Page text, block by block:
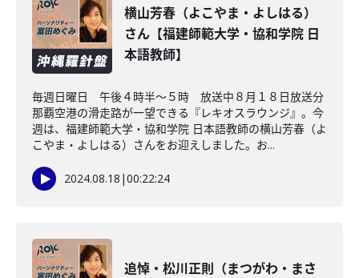
横山芳春（よこやま・よしはる）
さん【福建師範大学・協和学院 日
本語教師】
毎週日曜日 午後４時半～５時 放送中８月１８日放送分
那覇空港の滑走路が一望できる『レキオスラウンジ』。今
週は、福建師範大学・協和学院 日本語教師の横山芳春（よ
こやま・よしはる）さんをお迎えしました。お...
2024.08.18 |00:22:24
追悼・松川正則（まつがわ・まさ